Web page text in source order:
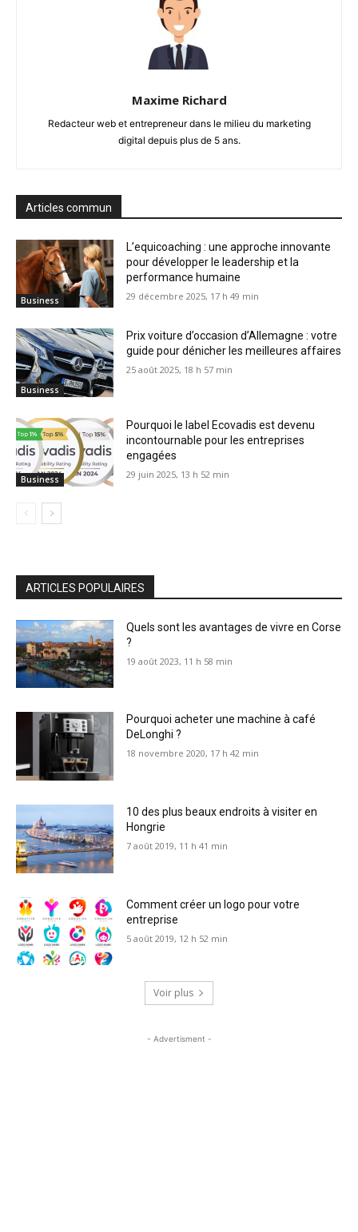
Maxime Richard
Redacteur web et entrepreneur dans le milieu du marketing
digital depuis plus de 5 ans.
Articles commun
Business
L’equicoaching : une approche innovante
pour développer le leadership et la
performance humaine
29 décembre 2025, 17 h 49 min
Business
Prix voiture d’occasion d’Allemagne : votre
guide pour dénicher les meilleures affaires
25 août 2025, 18 h 57 min
Business
Pourquoi le label Ecovadis est devenu
incontournable pour les entreprises
engagées
29 juin 2025, 13 h 52 min
ARTICLES POPULAIRES
Quels sont les avantages de vivre en Corse
?
19 août 2023, 11 h 58 min
Pourquoi acheter une machine à café
DeLonghi ?
18 novembre 2020, 17 h 42 min
10 des plus beaux endroits à visiter en
Hongrie
7 août 2019, 11 h 41 min
Comment créer un logo pour votre
entreprise
5 août 2019, 12 h 52 min
Voir plus
- Advertisment -